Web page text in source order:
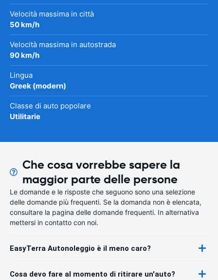
Velocità massima in città
50 km/h
Velocità massima in autostrada
90 km/h
Lingua
Greek (modern)
Classe di auto popolare
Utilitarie
Che cosa vorrebbe sapere la
maggior parte delle persone
Le domande e le risposte che seguono sono una selezione
delle domande più frequenti. Se la domanda non è elencata,
consultare la pagina delle domande frequenti. In alternativa
mettersi in contatto con noi.
EasyTerra Autonoleggio è il meno caro?
Cosa devo fare al momento di ritirare un'auto?